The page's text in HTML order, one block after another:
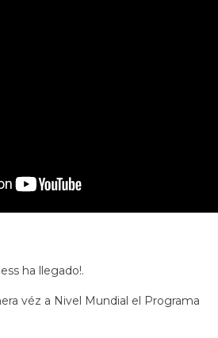
de Fitness ha llegado!.
véz a Nivel Mundial el Programa
Pilates®.